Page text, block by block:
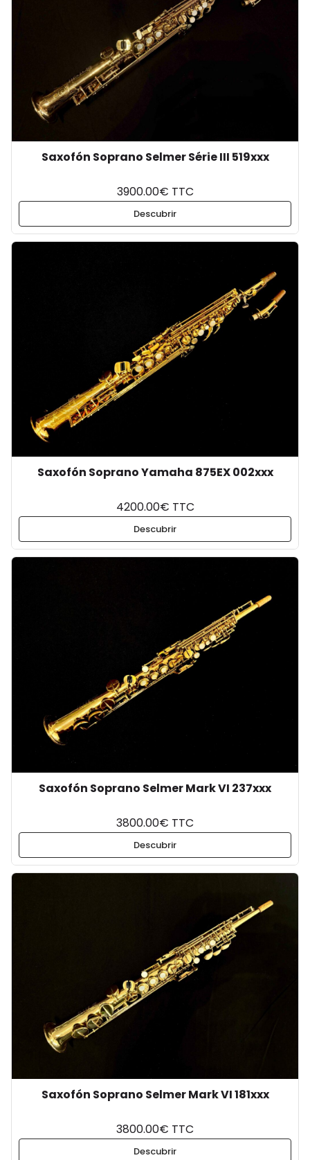
Saxofón Soprano Selmer Série III 519xxx
3900.00€ TTC
Descubrir
Saxofón Soprano Yamaha 875EX 002xxx
4200.00€ TTC
Descubrir
Saxofón Soprano Selmer Mark VI 237xxx
3800.00€ TTC
Descubrir
Saxofón Soprano Selmer Mark VI 181xxx
3800.00€ TTC
Descubrir